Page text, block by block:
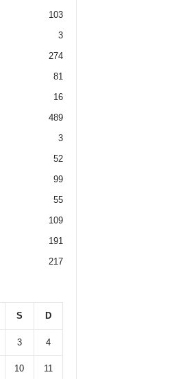
103
3
274
81
16
489
3
52
99
55
109
191
217
S D
3 4
10 11